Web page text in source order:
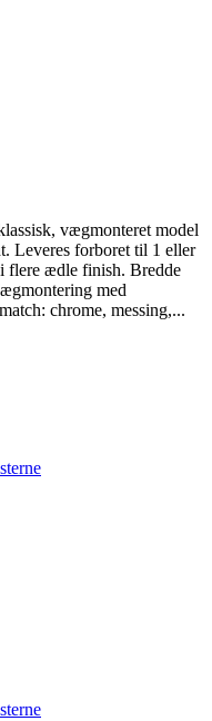
vægmonteret model
Leveres forboret til 1 eller
flere ædle finish. Bredde
med
chrome, messing,...